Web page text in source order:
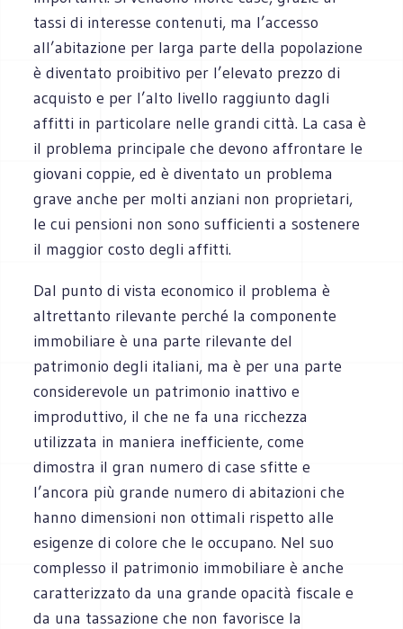
tassi di interesse contenuti, ma l’accesso
all’abitazione per larga parte della popolazione
è diventato proibitivo per l’elevato prezzo di
acquisto e per l’alto livello raggiunto dagli
affitti in particolare nelle grandi città. La casa è
il problema principale che devono affrontare le
giovani coppie, ed è diventato un problema
grave anche per molti anziani non proprietari,
le cui pensioni non sono sufficienti a sostenere
il maggior costo degli affitti.
Dal punto di vista economico il problema è
altrettanto rilevante perché la componente
immobiliare è una parte rilevante del
patrimonio degli italiani, ma è per una parte
considerevole un patrimonio inattivo e
improduttivo, il che ne fa una ricchezza
utilizzata in maniera inefficiente, come
dimostra il gran numero di case sfitte e
l’ancora più grande numero di abitazioni che
hanno dimensioni non ottimali rispetto alle
esigenze di colore che le occupano. Nel suo
complesso il patrimonio immobiliare è anche
caratterizzato da una grande opacità fiscale e
da una tassazione che non favorisce la